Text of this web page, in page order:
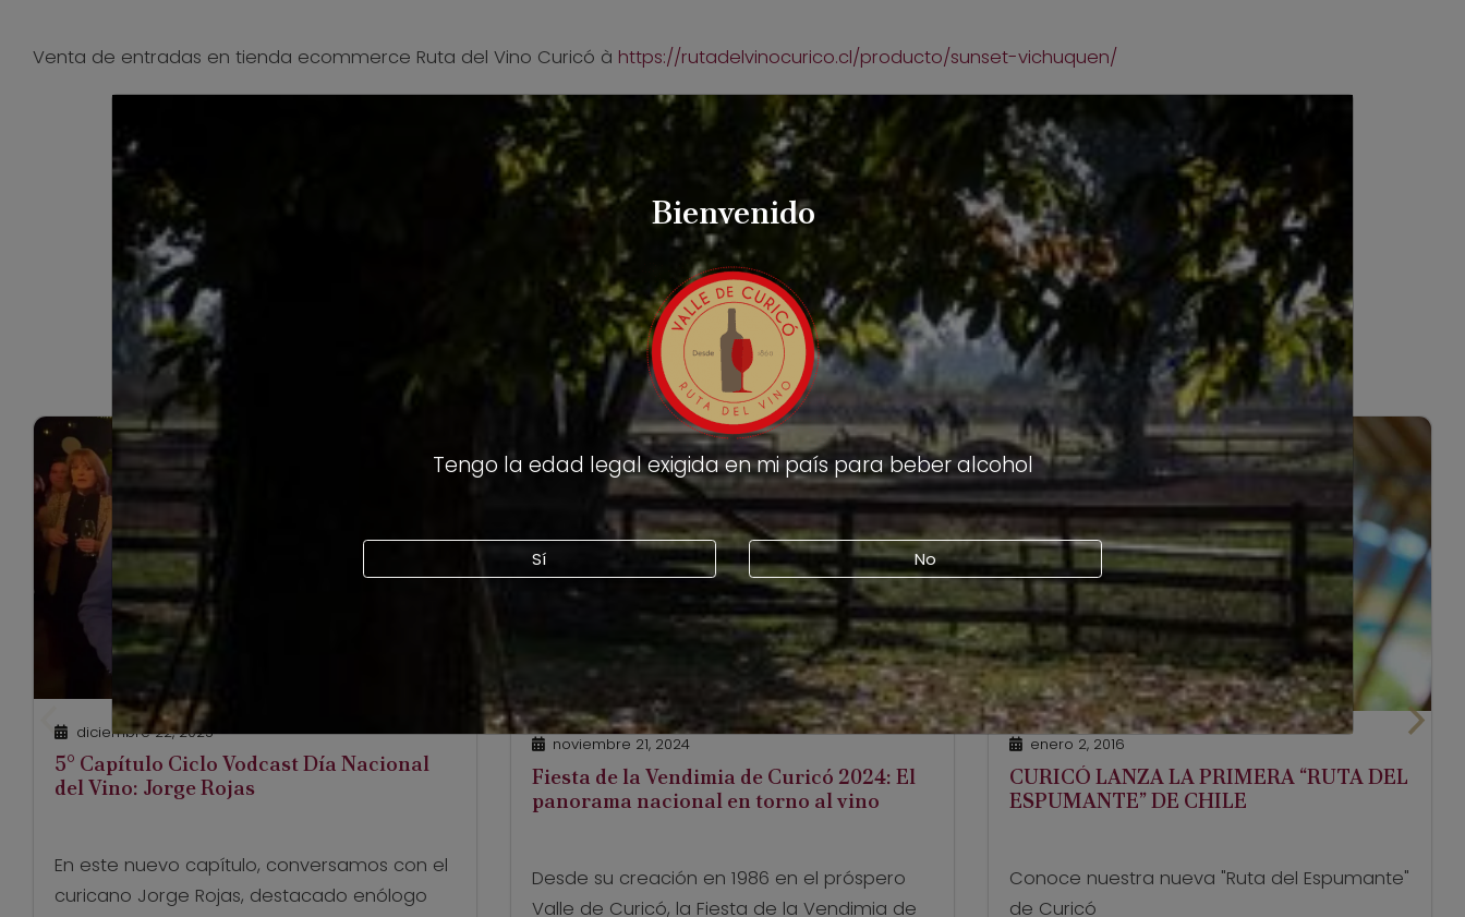
Bienvenido
Tengo la edad legal exigida en mi país para beber alcohol
Sí No
Venta de entradas en tienda ecommerce Ruta del Vino Curicó à https://rutadelvinocurico.cl/producto/sunset-vichuquen/
ARTÍCULOS RELACIONADOS:
diciembre 22, 2025
5° Capítulo Ciclo Vodcast Día Nacional
del Vino: Jorge Rojas
En este nuevo capítulo, conversamos con el
curicano Jorge Rojas, destacado enólogo
noviembre 21, 2024
Fiesta de la Vendimia de Curicó 2024: El
panorama nacional en torno al vino
Desde su creación en 1986 en el próspero
Valle de Curicó, la Fiesta de la Vendimia de
enero 2, 2016
CURICÓ LANZA LA PRIMERA “RUTA DEL
ESPUMANTE” DE CHILE
Conoce nuestra nueva "Ruta del Espumante"
de Curicó